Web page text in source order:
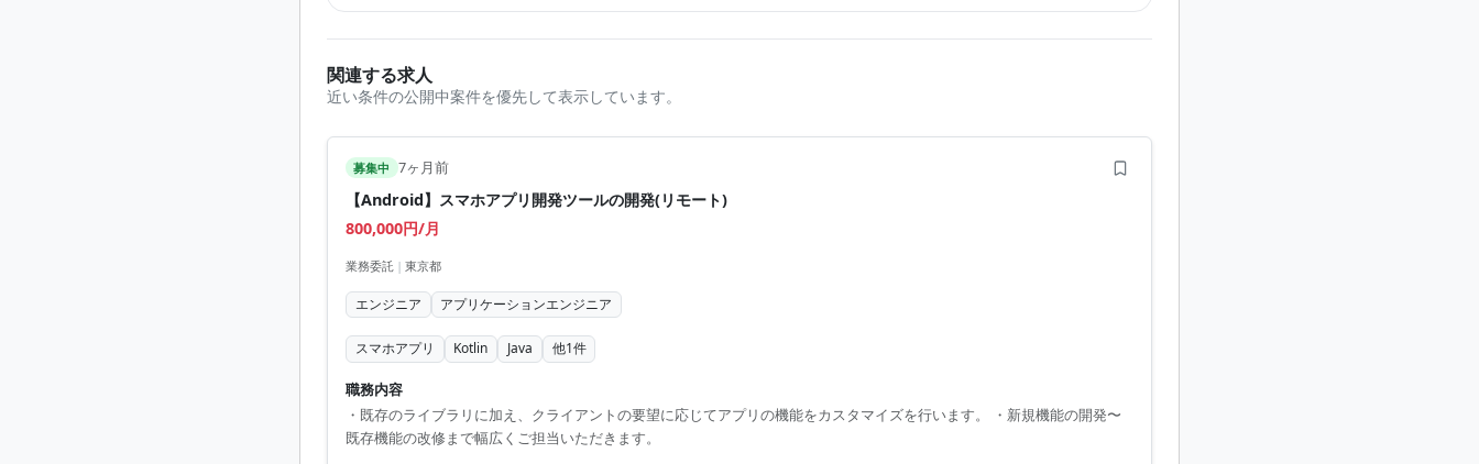
関連する求人
近い条件の公開中案件を優先して表示しています。
募集中 7ヶ月前
【Android】スマホアプリ開発ツールの開発(リモート)
800,000円/月
業務委託 | 東京都
エンジニア アプリケーションエンジニア
スマホアプリ Kotlin Java 他1件
職務内容
・既存のライブラリに加え、クライアントの要望に応じてアプリの機能をカスタマイズを行います。 ・新規機能の開発〜
既存機能の改修まで幅広くご担当いただきます。